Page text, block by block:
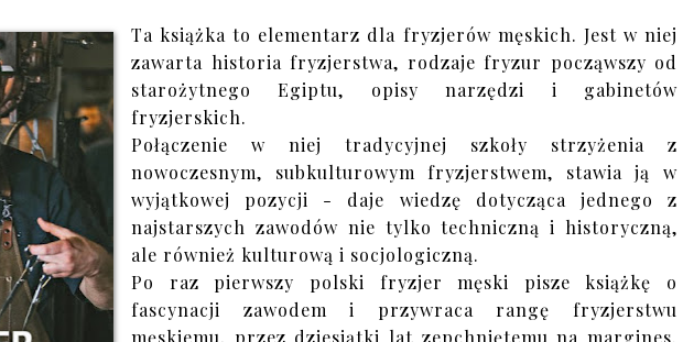
Ta książka to elementarz dla fryzjerów męskich. Jest w niej
zawarta historia fryzjerstwa, rodzaje fryzur począwszy od
starożytnego Egiptu, opisy narzędzi i gabinetów
fryzjerskich.
Połączenie w niej tradycyjnej szkoły strzyżenia z
nowoczesnym, subkulturowym fryzjerstwem, stawia ją w
wyjątkowej pozycji - daje wiedzę dotycząca jednego z
najstarszych zawodów nie tylko techniczną i historyczną,
ale również kulturową i socjologiczną.
Po raz pierwszy polski fryzjer męski pisze książkę o
fascynacji zawodem i przywraca rangę fryzjerstwu
męskiemu, przez dziesiątki lat zepchniętemu na margines.